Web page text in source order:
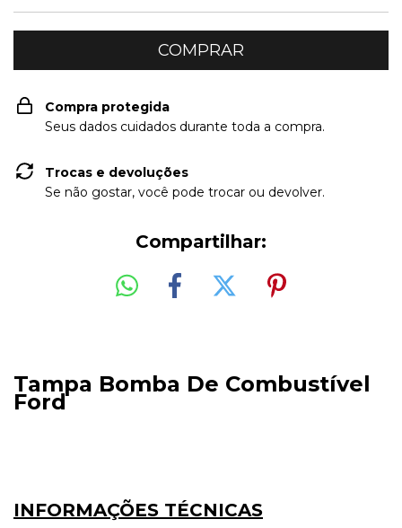
Compra protegida
Seus dados cuidados durante toda a compra.
Trocas e devoluções
Se não gostar, você pode trocar ou devolver.
Compartilhar:
Tampa Bomba De Combustível
Ford
INFORMAÇÕES TÉCNICAS